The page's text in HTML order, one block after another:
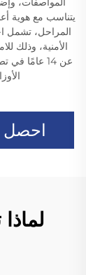
يتناسب مع هوية
المراحل، تشمل
الأمنية، وذلك
عن 14 عامًا
احصل